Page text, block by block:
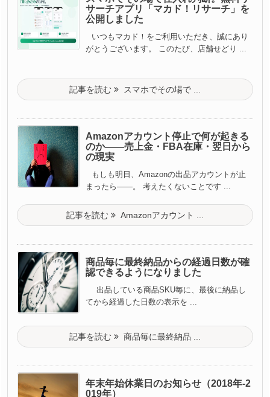
サーチアプリ「マカド！リサーチ」を
公開しました
いつもマカド！をご利用いただき、誠にあり
がとうございます。 このたび、店舗せどり ...
記事を読む スマホでその場で ...
Amazonアカウント停止で何が起きる
のか——売上金・FBA在庫・翌日から
の現実
もしも明日、Amazonの出品アカウントが止
まったら——。 考えたくないことです ...
記事を読む Amazonアカウント ...
商品毎に最終納品からの経過日数が確
認できるようになりました
出品している商品SKU毎に、最後に納品し
てから経過した日数の表示を ...
記事を読む 商品毎に最終納品 ...
年末年始休業日のお知らせ（2018年-2
019年）